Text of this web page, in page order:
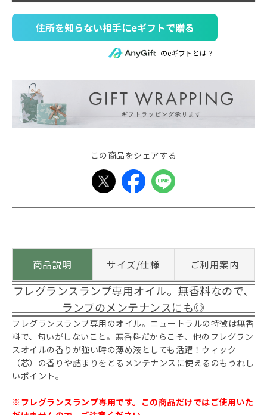
住所を知らない相手にeギフトで贈る
のeギフトとは？
この商品をシェアする
商品説明 サイズ/仕様 ご利用案内
フレグランスランプ専用オイル。無香料なので、
ランプのメンテナンスにも◎
フレグランスランプ専用のオイル。ニュートラルの特徴は無香
料で、匂いがしないこと。無香料だからこそ、他のフレグラン
スオイルの香りが強い時の薄め液としても活躍！ウィック
（芯）の香りや詰まりをとるメンテナンスに使えるのもうれし
いポイント。
※フレグランスランプ専用です。この商品だけではご使用いた